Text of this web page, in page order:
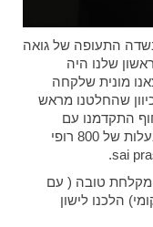
נוחתים בשדה התעופה של גואה
שלנו היה
מונית שלקחה
מכיוון שהחלטנו מראש
התקדמנו עם
התרמילים על הגב ומצאנו guest house בעלות של 800 רופי
טובה ( עם
הלכנו לישון